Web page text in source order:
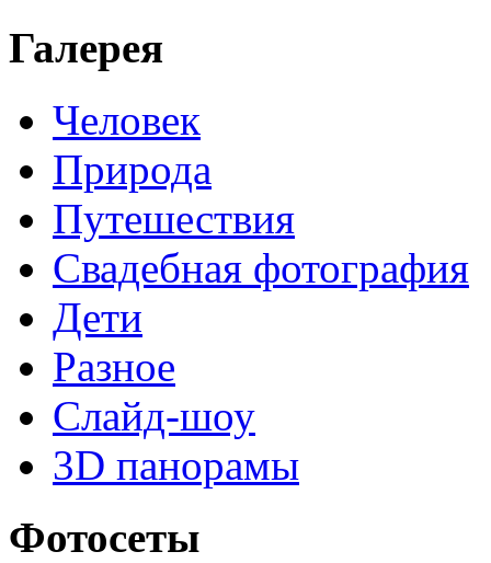
Галерея
Человек
Природа
Путешествия
Свадебная фотография
Дети
Разное
Слайд-шоу
3D панорамы
Фотосеты